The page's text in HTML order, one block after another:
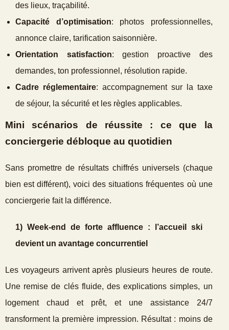
des lieux, traçabilité.
Capacité d’optimisation: photos professionnelles,
annonce claire, tarification saisonnière.
Orientation satisfaction: gestion proactive des
demandes, ton professionnel, résolution rapide.
Cadre réglementaire: accompagnement sur la taxe
de séjour, la sécurité et les règles applicables.
Mini scénarios de réussite : ce que la
conciergerie débloque au quotidien
Sans promettre de résultats chiffrés universels (chaque
bien est différent), voici des situations fréquentes où une
conciergerie fait la différence.
1) Week‑end de forte affluence : l’accueil ski
devient un avantage concurrentiel
Les voyageurs arrivent après plusieurs heures de route.
Une remise de clés fluide, des explications simples, un
logement chaud et prêt, et une assistance 24/7
transforment la première impression. Résultat : moins de